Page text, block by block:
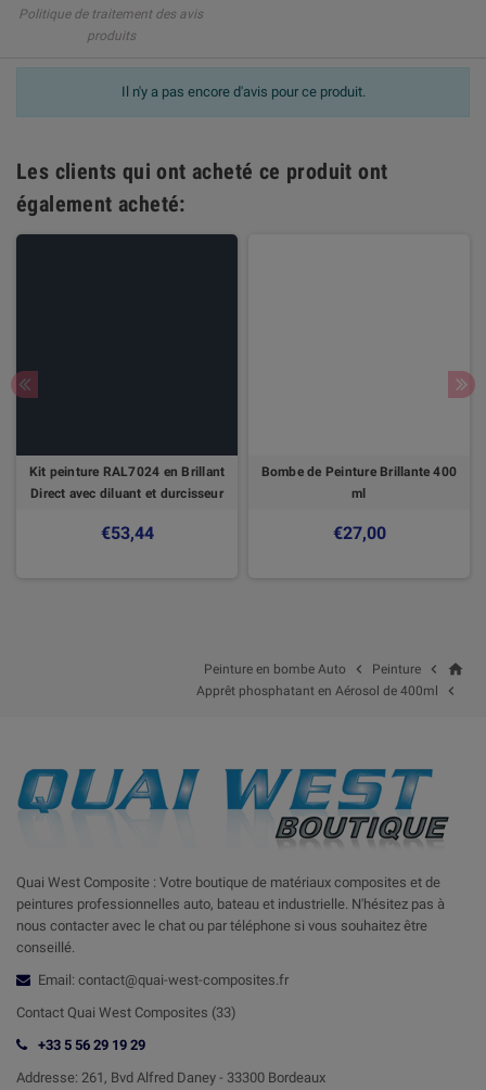
Politique de traitement des avis
produits
Il n'y a pas encore d'avis pour ce produit.
Les clients qui ont acheté ce produit ont
également acheté:
Kit peinture RAL7024 en Brillant
Direct avec diluant et durcisseur
€53,44
Bombe de Peinture Brillante 400
ml
€27,00
home

Peinture

Peinture en bombe Auto

Apprêt phosphatant en Aérosol de 400ml
Quai West Composite : Votre boutique de matériaux composites et de
peintures professionnelles auto, bateau et industrielle. N'hésitez pas à
nous contacter avec le chat ou par téléphone si vous souhaitez être
conseillé.
Email: contact@quai-west-composites.fr
Contact Quai West Composites (33)
+33 5 56 29 19 29
Addresse: 261, Bvd Alfred Daney - 33300 Bordeaux